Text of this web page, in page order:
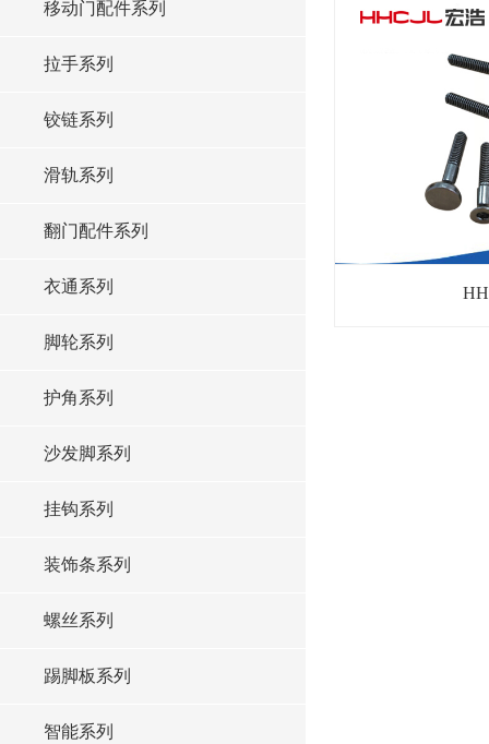
移动门配件系列
拉手系列
铰链系列
滑轨系列
翻门配件系列
衣通系列
脚轮系列
护角系列
沙发脚系列
挂钩系列
装饰条系列
螺丝系列
踢脚板系列
智能系列